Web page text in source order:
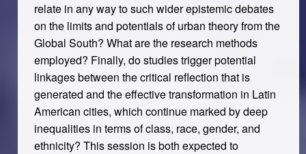
relate in any way to such wider epistemic debates
on the limits and potentials of urban theory from the
Global South? What are the research methods
employed? Finally, do studies trigger potential
linkages between the critical reflection that is
generated and the effective transformation in Latin
American cities, which continue marked by deep
inequalities in terms of class, race, gender, and
ethnicity? This session is both expected to